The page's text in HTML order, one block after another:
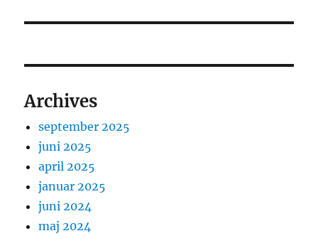
Archives
september 2025
juni 2025
april 2025
januar 2025
juni 2024
maj 2024